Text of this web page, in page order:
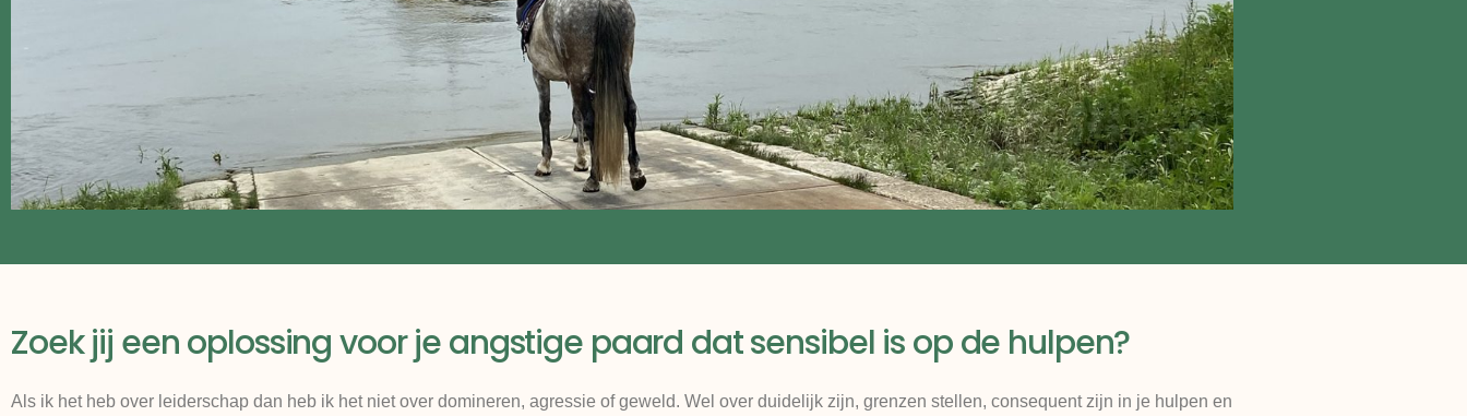
Zoek jij een oplossing voor je angstige paard dat sensibel is op de hulpen?
Als ik het heb over leiderschap dan heb ik het niet over domineren, agressie of geweld. Wel over duidelijk zijn, grenzen stellen, consequent zijn in je hulpen en